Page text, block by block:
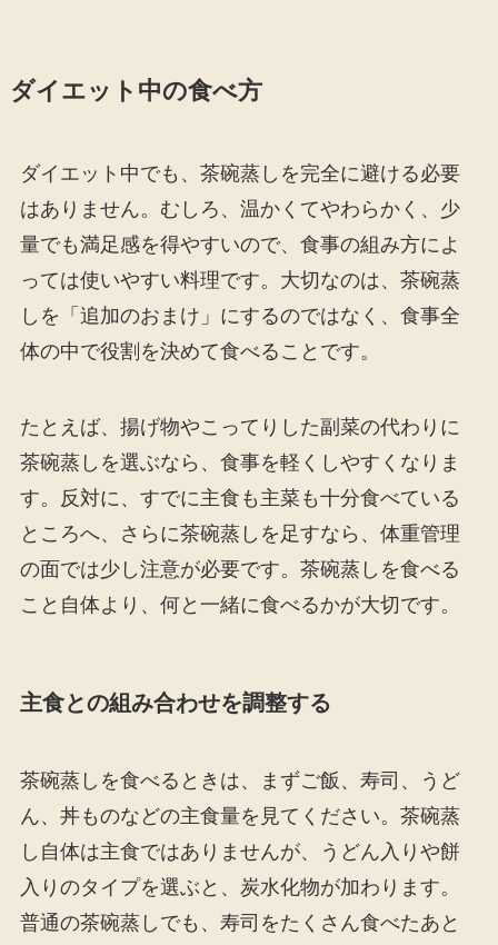
ダイエット中の食べ方
ダイエット中でも、茶碗蒸しを完全に避ける必要
はありません。むしろ、温かくてやわらかく、少
量でも満足感を得やすいので、食事の組み方によ
っては使いやすい料理です。大切なのは、茶碗蒸
しを「追加のおまけ」にするのではなく、食事全
体の中で役割を決めて食べることです。
たとえば、揚げ物やこってりした副菜の代わりに
茶碗蒸しを選ぶなら、食事を軽くしやすくなりま
す。反対に、すでに主食も主菜も十分食べている
ところへ、さらに茶碗蒸しを足すなら、体重管理
の面では少し注意が必要です。茶碗蒸しを食べる
こと自体より、何と一緒に食べるかが大切です。
主食との組み合わせを調整する
茶碗蒸しを食べるときは、まずご飯、寿司、うど
ん、丼ものなどの主食量を見てください。茶碗蒸
し自体は主食ではありませんが、うどん入りや餅
入りのタイプを選ぶと、炭水化物が加わります。
普通の茶碗蒸しでも、寿司をたくさん食べたあと